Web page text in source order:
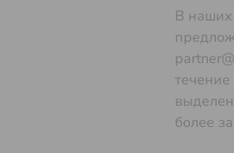
В наших
более